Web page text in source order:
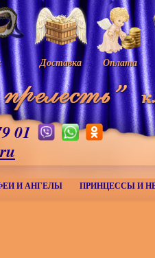
Доставка Оплата
01
И АНГЕЛЫ ПРИНЦЕССЫ И